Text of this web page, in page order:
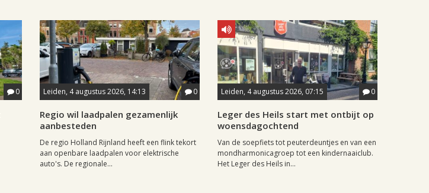
0 Leiden, 4 augustus 2026, 14:13 0
Regio wil laadpalen gezamenlijk
aanbesteden
De regio Holland Rijnland heeft een flink tekort
aan openbare laadpalen voor elektrische
auto's. De regionale...
Leiden, 4 augustus 2026, 07:15 0
Leger des Heils start met ontbijt op
woensdagochtend
Van de soepfiets tot peuterdeuntjes en van een
mondharmonicagroep tot een kindernaaiclub.
Het Leger des Heils in...